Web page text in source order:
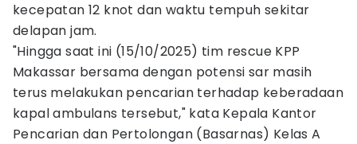
kecepatan 12 knot dan waktu tempuh sekitar
delapan jam.
"Hingga saat ini (15/10/2025) tim rescue KPP
Makassar bersama dengan potensi sar masih
terus melakukan pencarian terhadap keberadaan
kapal ambulans tersebut," kata Kepala Kantor
Pencarian dan Pertolongan (Basarnas) Kelas A